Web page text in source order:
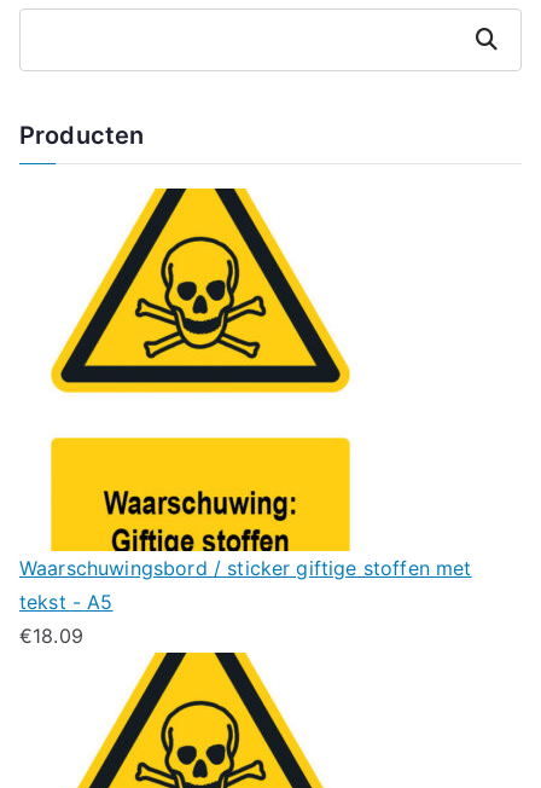
Zoeken
Producten
Waarschuwingsbord / sticker giftige stoffen met
tekst - A5
€18.09